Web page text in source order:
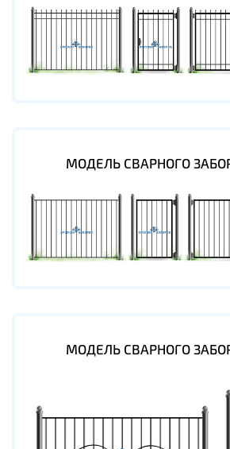
МОДЕЛЬ СВАРНОГО
МОДЕЛЬ СВАРНОГО